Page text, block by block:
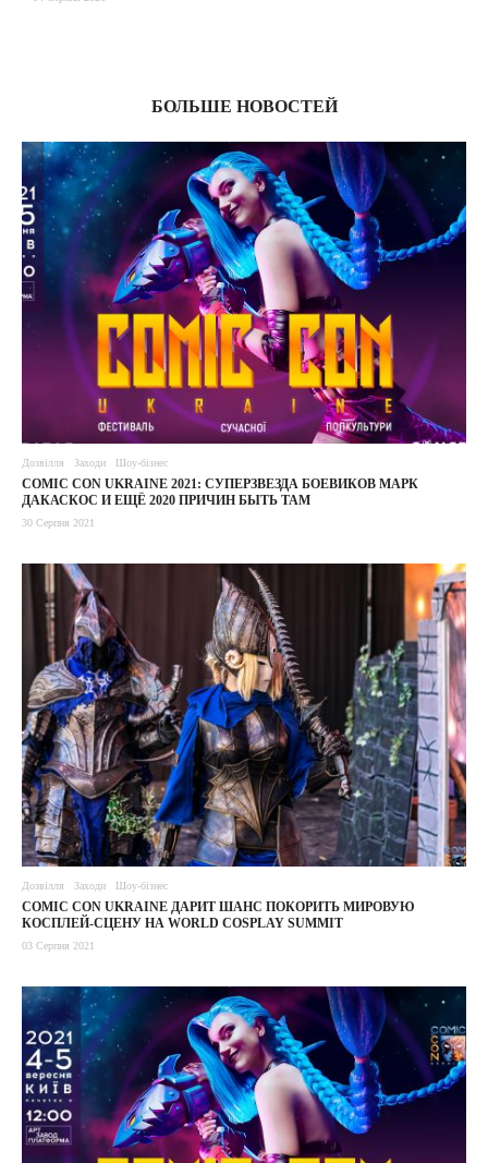
БОЛЬШЕ НОВОСТЕЙ
Дозвілля Заходи Шоу-бізнес
COMIC CON UKRAINE 2021: СУПЕРЗВЕЗДА БОЕВИКОВ МАРК
ДАКАСКОС И ЕЩЁ 2020 ПРИЧИН БЫТЬ ТАМ
30 Серпня 2021
Дозвілля Заходи Шоу-бізнес
COMIC CON UKRAINE ДАРИТ ШАНС ПОКОРИТЬ МИРОВУЮ
КОСПЛЕЙ-СЦЕНУ НА WORLD COSPLAY SUMMIT
03 Серпня 2021